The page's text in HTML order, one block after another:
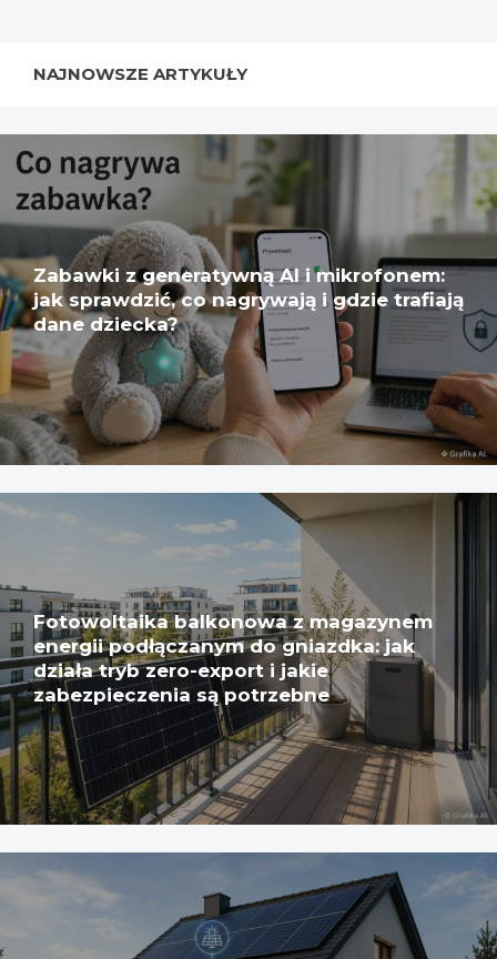
NAJNOWSZE ARTYKUŁY
Zabawki z generatywną AI i mikrofonem:
jak sprawdzić, co nagrywają i gdzie trafiają
dane dziecka?
Fotowoltaika balkonowa z magazynem
energii podłączanym do gniazdka: jak
działa tryb zero-export i jakie
zabezpieczenia są potrzebne